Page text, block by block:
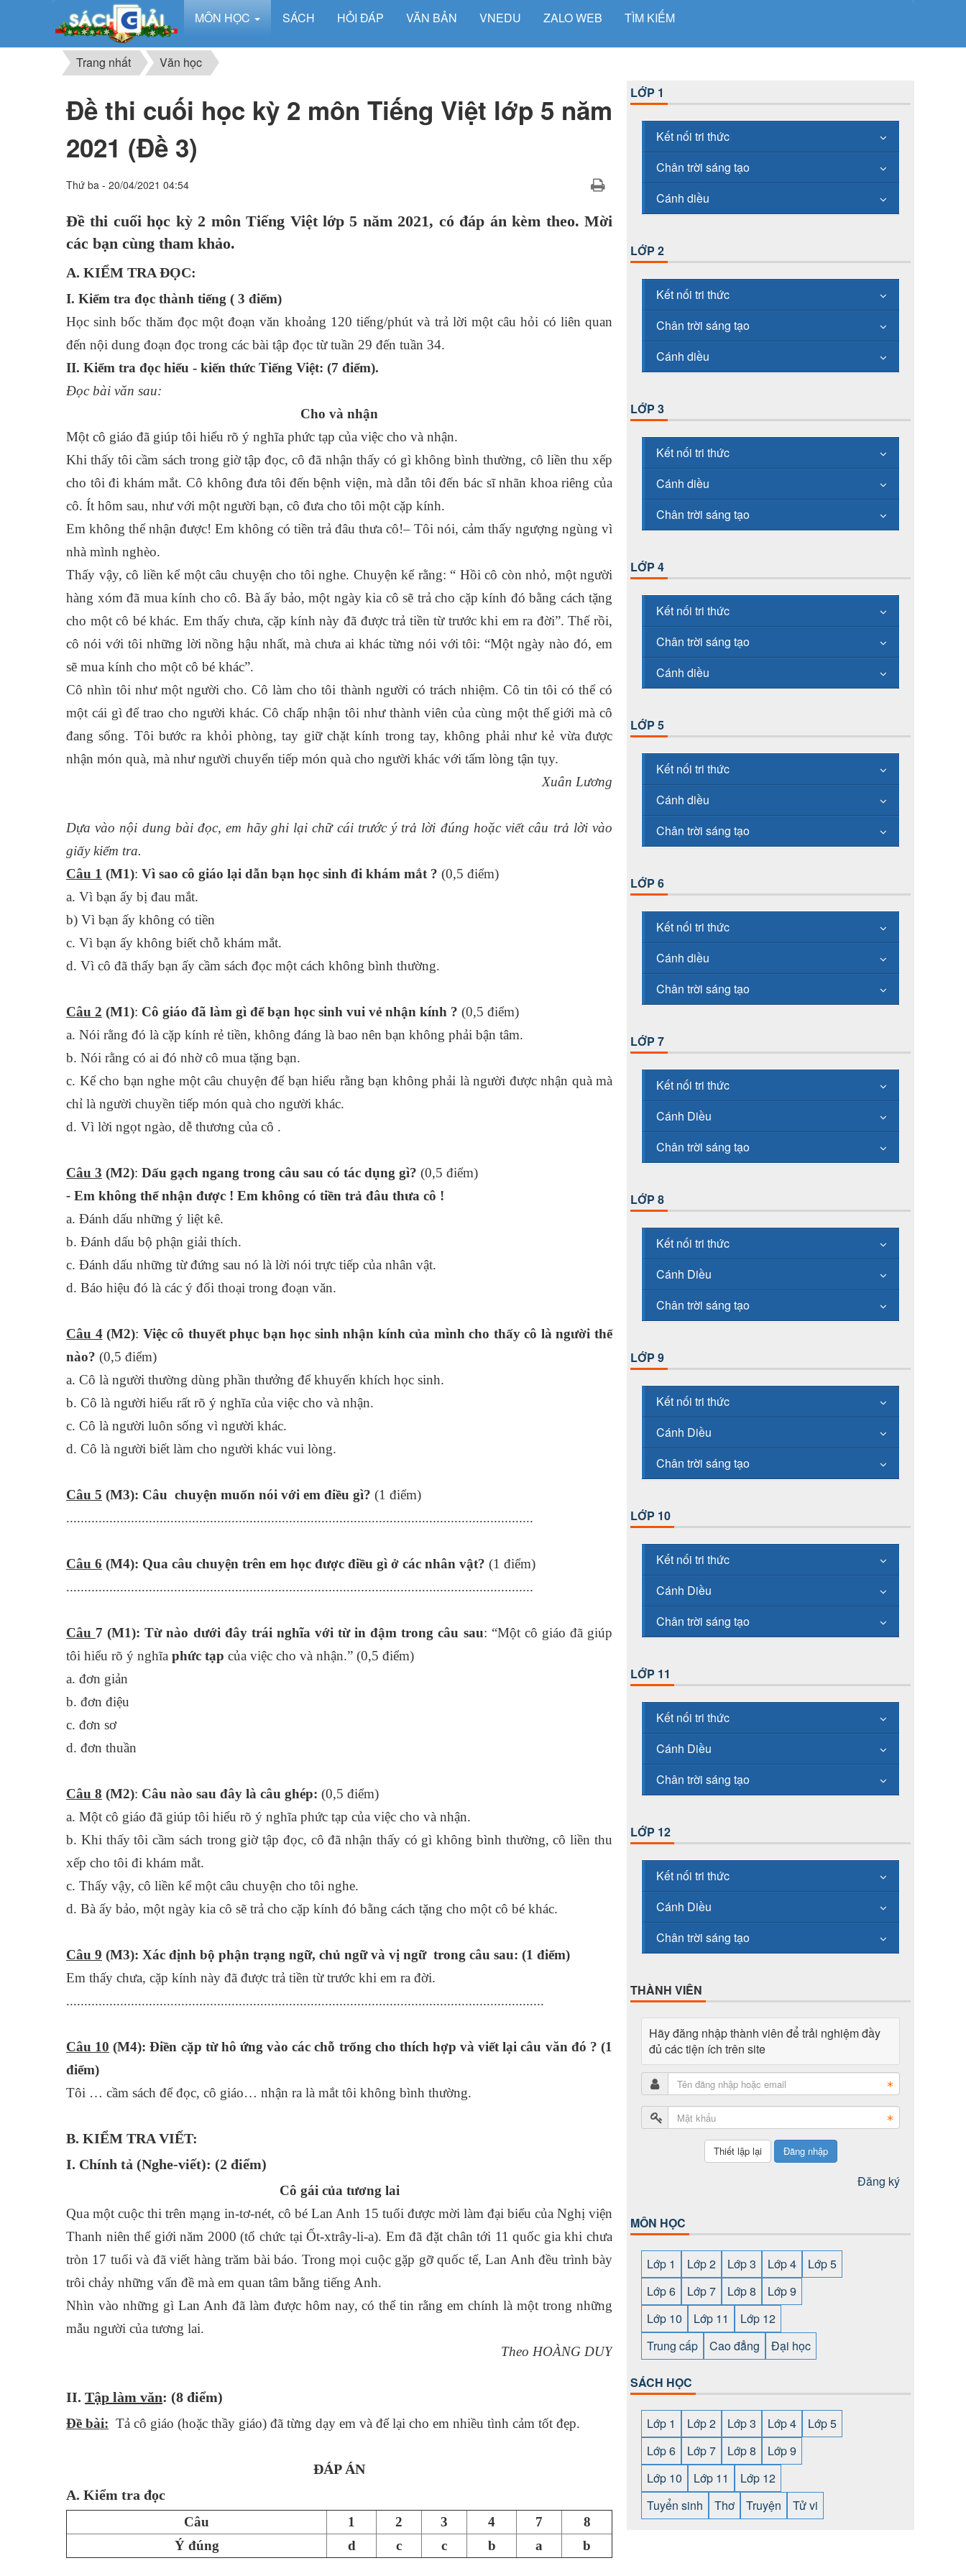
MÔN HỌC SÁCH HỎI ĐÁP VĂN BẢN VNEDU ZALO WEB TÌM KIẾM
Trang nhất Văn học
Đề thi cuối học kỳ 2 môn Tiếng Việt lớp 5 năm
2021 (Đề 3)
Thứ ba - 20/04/2021 04:54
Đề thi cuối học kỳ 2 môn Tiếng Việt lớp 5 năm 2021, có đáp án kèm theo. Mời
các bạn cùng tham khảo.
A. KIỂM TRA ĐỌC:
I. Kiểm tra đọc thành tiếng ( 3 điểm)
Học sinh bốc thăm đọc một đoạn văn khoảng 120 tiếng/phút và trả lời một câu hỏi có liên quan
đến nội dung đoạn đọc trong các bài tập đọc từ tuần 29 đến tuần 34.
II. Kiểm tra đọc hiểu - kiến thức Tiếng Việt: (7 điểm).
Đọc bài văn sau:
Cho và nhận
Một cô giáo đã giúp tôi hiểu rõ ý nghĩa phức tạp của việc cho và nhận.
Khi thấy tôi cầm sách trong giờ tập đọc, cô đã nhận thấy có gì không bình thường, cô liền thu xếp
cho tôi đi khám mắt. Cô không đưa tôi đến bệnh viện, mà dẫn tôi đến bác sĩ nhãn khoa riêng của
cô. Ít hôm sau, như với một người bạn, cô đưa cho tôi một cặp kính.
Em không thể nhận được! Em không có tiền trả đâu thưa cô!– Tôi nói, cảm thấy ngượng ngùng vì
nhà mình nghèo.
Thấy vậy, cô liền kể một câu chuyện cho tôi nghe. Chuyện kể rằng: “ Hồi cô còn nhỏ, một người
hàng xóm đã mua kính cho cô. Bà ấy bảo, một ngày kia cô sẽ trả cho cặp kính đó bằng cách tặng
cho một cô bé khác. Em thấy chưa, cặp kính này đã được trả tiền từ trước khi em ra đời”. Thế rồi,
cô nói với tôi những lời nồng hậu nhất, mà chưa ai khác từng nói với tôi: “Một ngày nào đó, em
sẽ mua kính cho một cô bé khác”.
Cô nhìn tôi như một người cho. Cô làm cho tôi thành người có trách nhiệm. Cô tin tôi có thể có
một cái gì để trao cho người khác. Cô chấp nhận tôi như thành viên của cùng một thế giới mà cô
đang sống. Tôi bước ra khỏi phòng, tay giữ chặt kính trong tay, không phải như kẻ vừa được
nhận món quà, mà như người chuyển tiếp món quà cho người khác với tấm lòng tận tụy.
Xuân Lương
Dựa vào nội dung bài đọc, em hãy ghi lại chữ cái trước ý trả lời đúng hoặc viết câu trả lời vào
giấy kiểm tra.
Câu 1 (M1): Vì sao cô giáo lại dẫn bạn học sinh đi khám mắt ? (0,5 điểm)
a. Vì bạn ấy bị đau mắt.
b) Vì bạn ấy không có tiền
c. Vì bạn ấy không biết chỗ khám mắt.
d. Vì cô đã thấy bạn ấy cầm sách đọc một cách không bình thường.
Câu 2 (M1): Cô giáo đã làm gì để bạn học sinh vui vẻ nhận kính ? (0,5 điểm)
a. Nói rằng đó là cặp kính rẻ tiền, không đáng là bao nên bạn không phải bận tâm.
b. Nói rằng có ai đó nhờ cô mua tặng bạn.
c. Kể cho bạn nghe một câu chuyện để bạn hiểu rằng bạn không phải là người được nhận quà mà
chỉ là người chuyền tiếp món quà cho người khác.
d. Vì lời ngọt ngào, dễ thương của cô .
Câu 3 (M2): Dấu gạch ngang trong câu sau có tác dụng gì? (0,5 điểm)
- Em không thể nhận được ! Em không có tiền trả đâu thưa cô !
a. Đánh dấu những ý liệt kê.
b. Đánh dấu bộ phận giải thích.
c. Đánh dấu những từ đứng sau nó là lời nói trực tiếp của nhân vật.
d. Báo hiệu đó là các ý đối thoại trong đoạn văn.
Câu 4(M2): Việc cô thuyết phục bạn học sinh nhận kính của mình cho thấy cô là người thế
nào? (0,5 điểm)
a. Cô là người thường dùng phần thưởng để khuyến khích học sinh.
b. Cô là người hiểu rất rõ ý nghĩa của việc cho và nhận.
c. Cô là người luôn sống vì người khác.
d. Cô là người biết làm cho người khác vui lòng.
Câu 5 (M3): Câu chuyện muốn nói với em điều gì? (1 điểm)
..................................................................................................................................
Câu 6 (M4): Qua câu chuyện trên em học được điều gì ở các nhân vật? (1 điểm)
..................................................................................................................................
Câu 7 (M1): Từ nào dưới đây trái nghĩa với từ in đậm trong câu sau: “Một cô giáo đã giúp
tôi hiểu rõ ý nghĩa phức tạp của việc cho và nhận.” (0,5 điểm)
a. đơn giản
b. đơn điệu
c. đơn sơ
d. đơn thuần
Câu 8 (M2): Câu nào sau đây là câu ghép: (0,5 điểm)
a. Một cô giáo đã giúp tôi hiểu rõ ý nghĩa phức tạp của việc cho và nhận.
b. Khi thấy tôi cầm sách trong giờ tập đọc, cô đã nhận thấy có gì không bình thường, cô liền thu
xếp cho tôi đi khám mắt.
c. Thấy vậy, cô liền kể một câu chuyện cho tôi nghe.
d. Bà ấy bảo, một ngày kia cô sẽ trả cho cặp kính đó bằng cách tặng cho một cô bé khác.
Câu 9 (M3): Xác định bộ phận trạng ngữ, chủ ngữ và vị ngữ trong câu sau: (1 điểm)
Em thấy chưa, cặp kính này đã được trả tiền từ trước khi em ra đời.
.....................................................................................................................................
Câu 10 (M4): Điền cặp từ hô ứng vào các chỗ trống cho thích hợp và viết lại câu văn đó ? (1
điểm)
Tôi … cầm sách để đọc, cô giáo… nhận ra là mắt tôi không bình thường.
B. KIỂM TRA VIẾT:
I. Chính tả (Nghe-viết): (2 điểm)
Cô gái của tương lai
Qua một cuộc thi trên mạng in-tơ-nét, cô bé Lan Anh 15 tuổi được mời làm đại biểu của Nghị viện
Thanh niên thế giới năm 2000 (tổ chức tại Ốt-xtrây-li-a). Em đã đặt chân tới 11 quốc gia khi chưa
tròn 17 tuổi và đã viết hàng trăm bài báo. Trong mọi cuộc gặp gỡ quốc tế, Lan Anh đều trình bày
trôi chảy những vấn đề mà em quan tâm bằng tiếng Anh.
Nhìn vào những gì Lan Anh đã làm được hôm nay, có thể tin rằng em chính là một trong những
mẫu người của tương lai.
Theo HOÀNG DUY
II. Tập làm văn: (8 điểm)
Đề bài: Tả cô giáo (hoặc thầy giáo) đã từng dạy em và để lại cho em nhiều tình cảm tốt đẹp.
ĐÁP ÁN
A. Kiểm tra đọc
Câu 1 2 3 4 7
8
Ý đúng
d c c b a b
LỚP 1
Kết nối tri thức
Chân trời sáng tạo
Cánh diều
LỚP 2
Kết nối tri thức
Chân trời sáng tạo
Cánh diều
LỚP 3
Kết nối tri thức
Cánh diều
Chân trời sáng tạo
LỚP 4
Kết nối tri thức
Chân trời sáng tạo
Cánh diều
LỚP 5
Kết nối tri thức
Cánh diều
Chân trời sáng tạo
LỚP 6
Kết nối tri thức
Cánh diều
Chân trời sáng tạo
LỚP 7
Kết nối tri thức
Cánh Diều
Chân trời sáng tạo
LỚP 8
Kết nối tri thức
Cánh Diều
Chân trời sáng tạo
LỚP 9
Kết nối tri thức
Cánh Diều
Chân trời sáng tạo
LỚP 10
Kết nối tri thức
Cánh Diều
Chân trời sáng tạo
LỚP 11
Kết nối tri thức
Cánh Diều
Chân trời sáng tạo
LỚP 12
Kết nối tri thức
Cánh Diều
Chân trời sáng tạo
THÀNH VIÊN
Hãy đăng nhập thành viên để trải nghiệm đầy
đủ các tiện ích trên site
Đăng nhập
Đăng ký
MÔN HỌC
Lớp 1 Lớp 2 Lớp 3 Lớp 4
Lớp 5
Lớp 6
Lớp 7 Lớp 8
Lớp 9
Lớp 10
Lớp 11
Lớp 12
Trung cấp
Cao đẳng Đại học
SÁCH HỌC
Lớp 1 Lớp 2 Lớp 3 Lớp 4
Lớp 5
Lớp 6
Lớp 7 Lớp 8
Lớp 9
Lớp 10
Lớp 11
Lớp 12
Tuyển sinh
Thơ Truyện Tử vi